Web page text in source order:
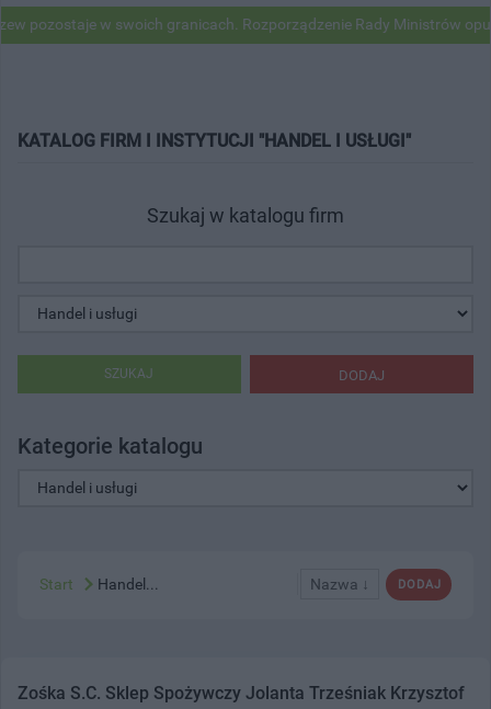
pozostaje w swoich granicach. Rozporządzenie Rady Ministrów
KATALOG FIRM I INSTYTUCJI "HANDEL I USŁUGI"
Szukaj w katalogu firm
DODAJ
SZUKAJ
Kategorie katalogu
DODAJ
Nazwa ↓
Start Handel...
Zośka S.C. Sklep Spożywczy Jolanta Trześniak Krzysztof